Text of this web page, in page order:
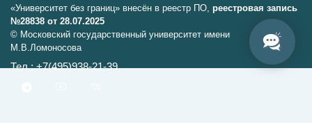
«Университет без границ» внесён в реестр ПО, реестровая запись
№28838 от 28.07.2025
© Московский государственный университет имени
М.В.Ломоносова
Тел.: +7(495)938-21-39